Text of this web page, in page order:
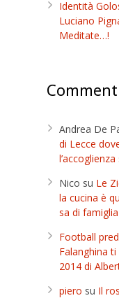
Identità
Luciano
Meditate…!
Andrea De
di Lecce
Nico su Le
la cucina è
sa di famiglia
Football
Falanghina
2014 di
piero su Il